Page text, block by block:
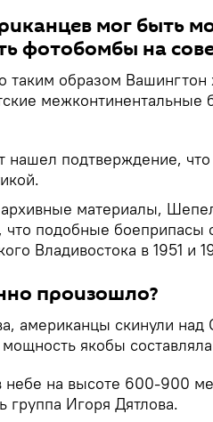
мог быть
фотобомбы на
таким образом Вашингтон
межконтинентальные
нашел подтверждение,
материалы,
что подобные боеприпасы
Владивостока в 1951 и
произошло?
американцы скинули над
якобы
небе на высоте 600-900
группа Игоря Дятлова.